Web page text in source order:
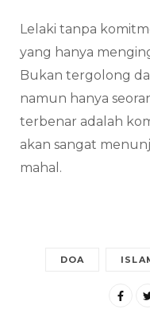
Lelaki tanpa
yang hanya
Bukan tergolong
namun hanya
terbenar adalah
akan sangat
mahal.
DOA